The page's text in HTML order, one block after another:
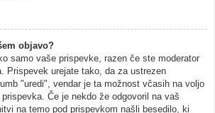
objavo?
samo vaše prispevke, razen če ste moderator
Prispevek urejate tako, da za ustrezen
"uredi", vendar je ta možnost včasih na voljo
Če je nekdo že odgovoril na vaš
na temo pod prispevkom našli besedilo, ki